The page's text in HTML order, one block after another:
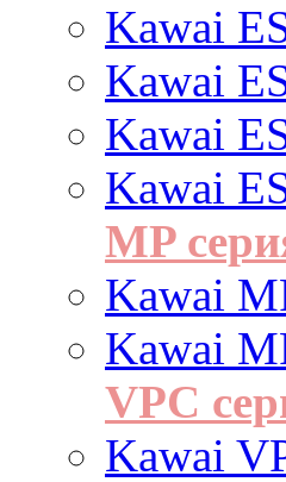
Kawai
Kawai
Kawai
Kawai
MP
Kawai
Kawai
VPC
Kawai